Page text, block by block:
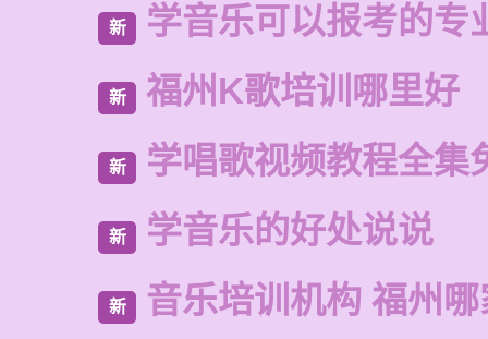
新 学音乐可以报考的专
新 福州K歌培训哪里好
新 学唱歌视频教程全集
新 学音乐的好处说说
新 音乐培训机构 福州